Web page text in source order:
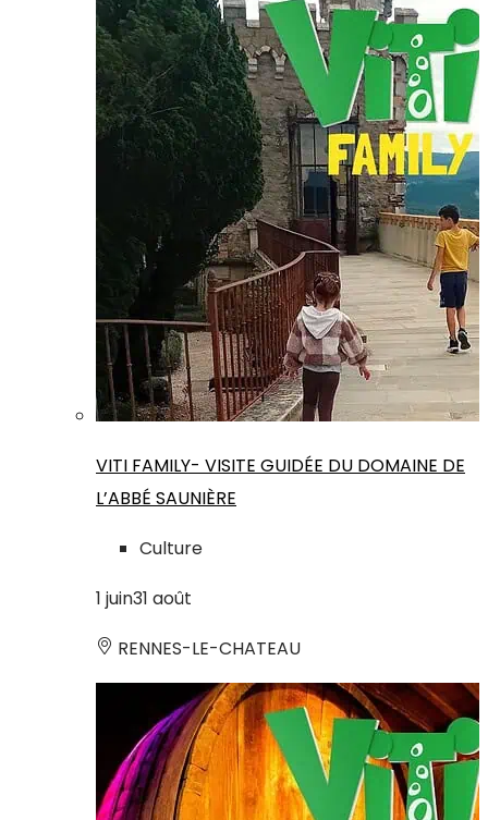
VITI FAMILY- VISITE GUIDÉE DU DOMAINE DE
L’ABBÉ SAUNIÈRE
Culture
1 juin31 août
RENNES-LE-CHATEAU